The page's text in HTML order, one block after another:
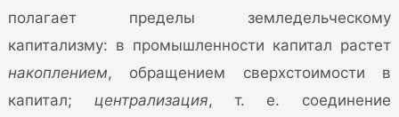
полагает пределы земледельческому
капитализму: в промышленности капитал растет
накоплением, обращением сверхстоимости в
капитал; централизация, т. е. соединение